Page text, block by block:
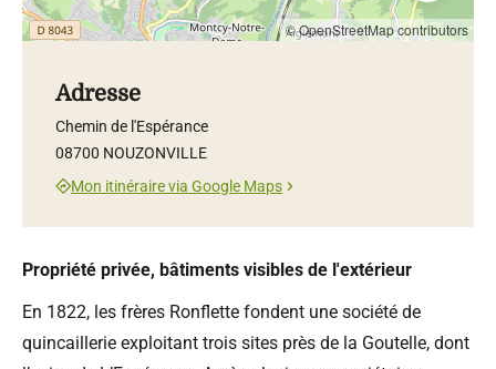
Propriété privée, bâtiments visibles de l'extérieur
En 1822, les frères Ronflette fondent une société de
quincaillerie exploitant trois sites près de la Goutelle, dont
© OpenStreetMap contributors
Adresse
Chemin de l'Espérance
08700 NOUZONVILLE
Mon itinéraire via Google Maps